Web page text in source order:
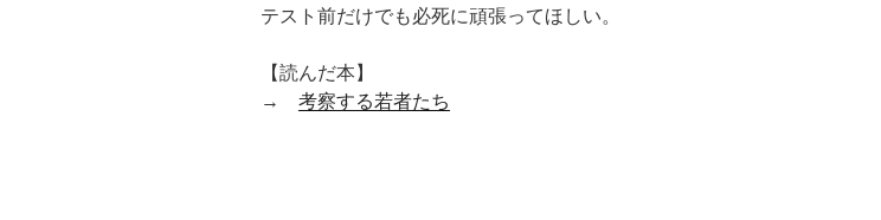
テスト前だけでも必死に頑張ってほしい。
【読んだ本】
→ 考察する若者たち